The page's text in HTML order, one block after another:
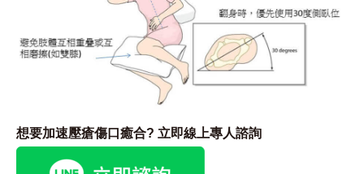
想要加速壓瘡傷口癒合? 立即線上專人諮詢